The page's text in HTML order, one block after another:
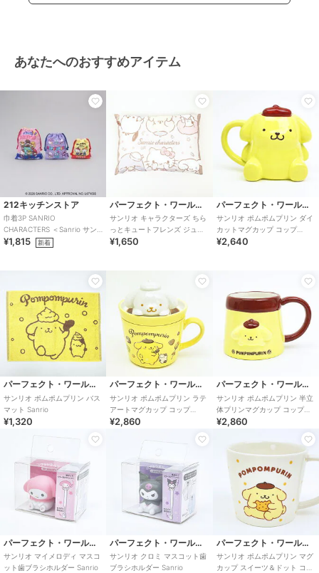
あなたへのおすすめアイテム
212キッチンストア
巾着3P SANRIO
CHARACTERS ＜Sanrio サン
リオ＞
¥1,815 新着
パーフェクト・ワールド・トーキョー
サンリオ キャラクターズ ちら
っとキュートフレンズ ジュニ
ア枕 寝具 キッズ 子ども枕
¥1,650
パーフェクト・ワールド・トーキョー
サンリオ ポムポムプリン ダイ
カットマグカップ コップ
Sanrio
¥2,640
パーフェクト・ワールド・トーキョー
サンリオ ポムポムプリン バス
マット Sanrio
¥1,320
パーフェクト・ワールド・トーキョー
サンリオ ポムポムプリン ラテ
アートマグカップ コップ
Sanrio
¥2,860
パーフェクト・ワールド・トーキョー
サンリオ ポムポムプリン 半立
体プリンマグカップ コップ
Sanrio
¥2,860
パーフェクト・ワールド・トーキョー
サンリオ マイメロディ マスコ
ット歯ブラシホルダー Sanrio
パーフェクト・ワールド・トーキョー
サンリオ クロミ マスコット歯
ブラシホルダー Sanrio
パーフェクト・ワールド・トーキョー
サンリオ ポムポムプリン マグ
カップ スイーツ＆ドット コッ